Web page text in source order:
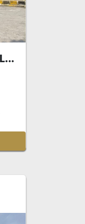
Pabrik Gudang Plastik Safe N Lock Sidoarjo